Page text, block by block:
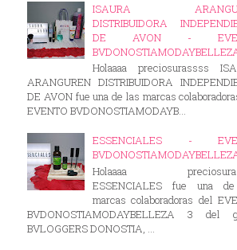
ISAURA
DISTRIBUIDORA
DE AVON -
Holaaaa preciosurassss
ARANGUREN DISTRIBUIDORA
DE AVON fue una de las marcas
EVENTO BVDONOSTIAMODAYB...
ESSENCIALES -
Holaaaa
ESSENCIALES fue una
marcas colaboradoras del
BVDONOSTIAMODAYBELLEZA 3 del
BVLOGGERS DONOSTIA, ...